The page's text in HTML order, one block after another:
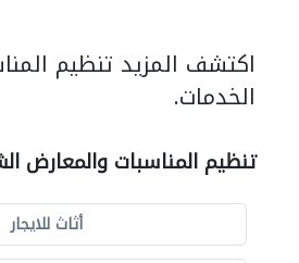
اكتشف المزيد تنظيم
الخدمات.
تنظيم المناسبات والمعارض
أثاث للايجار